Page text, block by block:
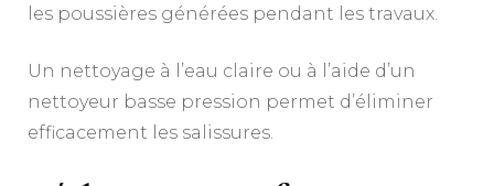
les poussières générées pendant les travaux.
Un nettoyage à l’eau claire ou à l’aide d’un
nettoyeur basse pression permet d’éliminer
efficacement les salissures.